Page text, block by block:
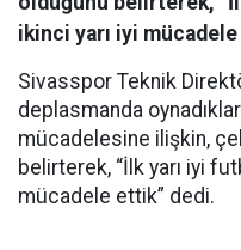
ikinci yarı iyi
Sivasspor Teknik
deplasmanda
mücadelesine ilişkin,
belirterek, “İlk yarı iyi
mücadele ettik” dedi.